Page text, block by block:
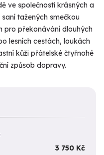
ve společnosti krásných a
tažených smečkou
pro překonávání dlouhých
lesních cestách, loukách
kůži přátelské čtyřnohé
způsob dopravy.
3 750 Kč